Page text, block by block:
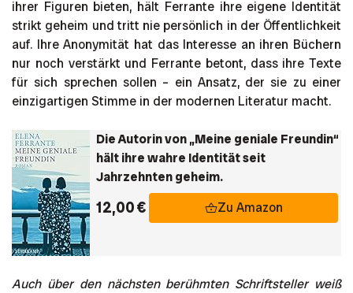
ihrer Figuren bieten, hält Ferrante ihre eigene Identität
strikt geheim und tritt nie persönlich in der Öffentlichkeit
auf. Ihre Anonymität hat das Interesse an ihren Büchern
nur noch verstärkt und Ferrante betont, dass ihre Texte
für sich sprechen sollen – ein Ansatz, der sie zu einer
einzigartigen Stimme in der modernen Literatur macht.
Die Autorin von „Meine geniale Freundin“
hält ihre wahre Identität seit
Jahrzehnten geheim.
12,00 € Zu Amazon
Auch über den nächsten berühmten Schriftsteller weiß